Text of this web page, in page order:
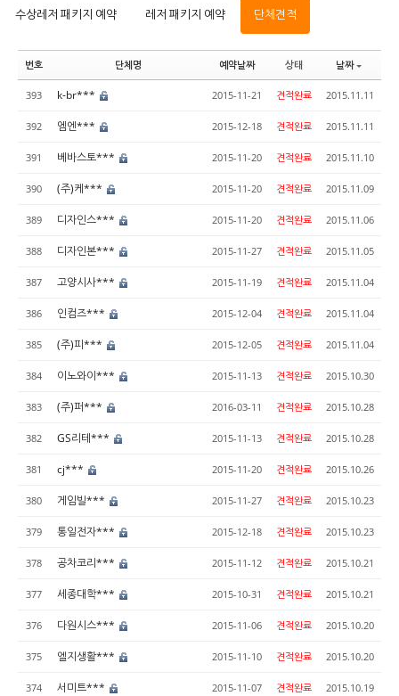
수상레저 패키지 예약 레저 패키지 예약 단체견적
번호 단체명 예약날짜 상태 날짜
393 k-br*** 2015-11-21 견적완료 2015.11.11
392 엠엔*** 2015-12-18 견적완료 2015.11.11
391 베바스토*** 2015-11-20 견적완료 2015.11.10
390 (주)케*** 2015-11-20 견적완료 2015.11.09
389 디자인스*** 2015-11-20 견적완료 2015.11.06
388 디자인본*** 2015-11-27 견적완료 2015.11.05
387 고양시사*** 2015-11-19 견적완료 2015.11.04
386 인컴즈*** 2015-12-04 견적완료 2015.11.04
385 (주)피*** 2015-12-05 견적완료 2015.11.04
384 이노와이*** 2015-11-13 견적완료 2015.10.30
383 (주)퍼*** 2016-03-11 견적완료 2015.10.28
382 GS리테*** 2015-11-13 견적완료 2015.10.28
381 cj*** 2015-11-20 견적완료 2015.10.26
380 게임빌*** 2015-11-27 견적완료 2015.10.23
379 통일전자*** 2015-12-18 견적완료 2015.10.23
378 공차코리*** 2015-11-12 견적완료 2015.10.21
377 세종대학*** 2015-10-31 견적완료 2015.10.21
376 다원시스*** 2015-11-06 견적완료 2015.10.20
375 엘지생활*** 2015-11-10 견적완료 2015.10.20
374 서미트*** 2015-11-07 견적완료 2015.10.19